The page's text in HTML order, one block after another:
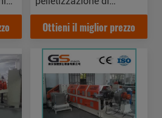
plastica per la
fabbricazione dei
DOMESTICO PPR del PE
dei pp
Ottieni il miglior prezzo